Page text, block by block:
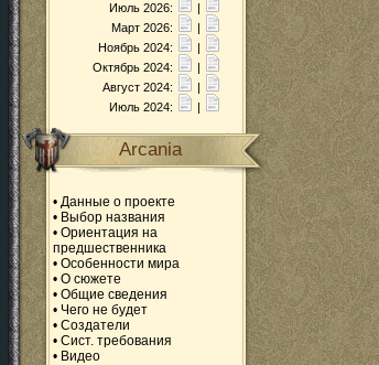
Июль 2026:
|
Март 2026:
|
Ноябрь 2024:
|
Октябрь 2024:
|
Август 2024:
|
Июль 2024:
|
Arcania
• Данные о проекте
• Выбор названия
• Ориентация на
предшественника
• Особенности мира
• О сюжете
• Общие сведения
• Чего не будет
• Создатели
• Сист. требования
• Видео